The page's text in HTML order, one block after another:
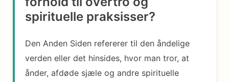
spirituelle praksisser?
Den Anden Siden refererer til den åndelige
verden eller det hinsides, hvor man tror, at
ånder, afdøde sjæle og andre spirituelle